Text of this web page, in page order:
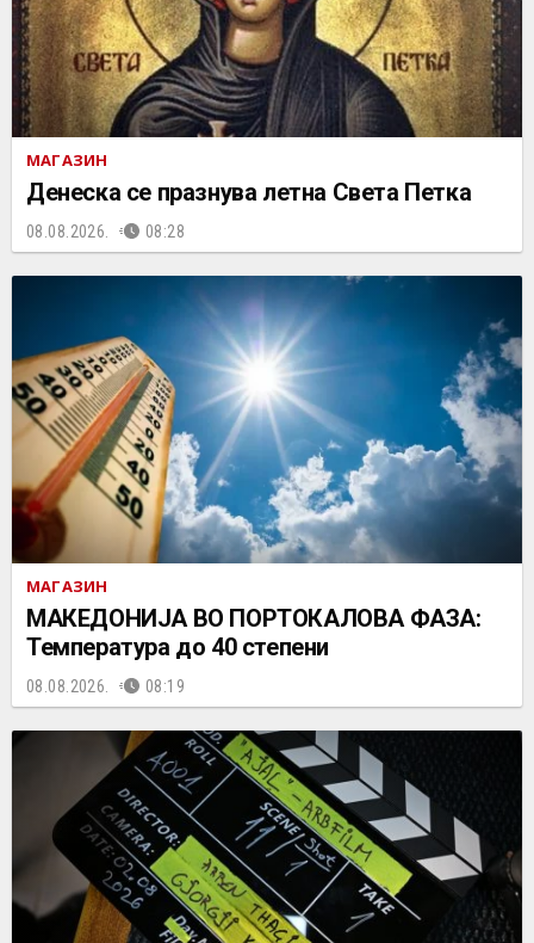
МАГАЗИН
Денеска се празнува летна Света Петка
08.08.2026. 08:28
МАГАЗИН
МАКЕДОНИЈА ВО ПОРТОКАЛОВА ФАЗА:
Температура до 40 степени
08.08.2026. 08:19